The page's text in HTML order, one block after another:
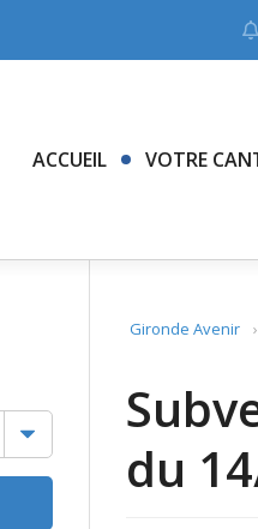
ACCUEIL VOTRE
Gironde Avenir ›
du